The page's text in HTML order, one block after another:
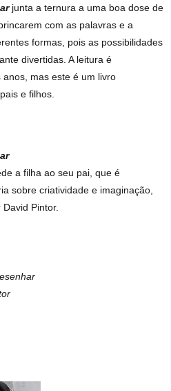
junta a ternura a uma boa dose de
com as palavras e a
formas, pois as possibilidades
divertidas. A leitura é
mas este é um livro
e filhos.
a filha ao seu pai, que é
sobre criatividade e imaginação,
Pintor.